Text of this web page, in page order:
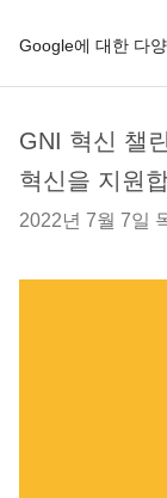
Google에 대한 다
GNI 혁신 챌
혁신을 지원
2022년 7월 7일